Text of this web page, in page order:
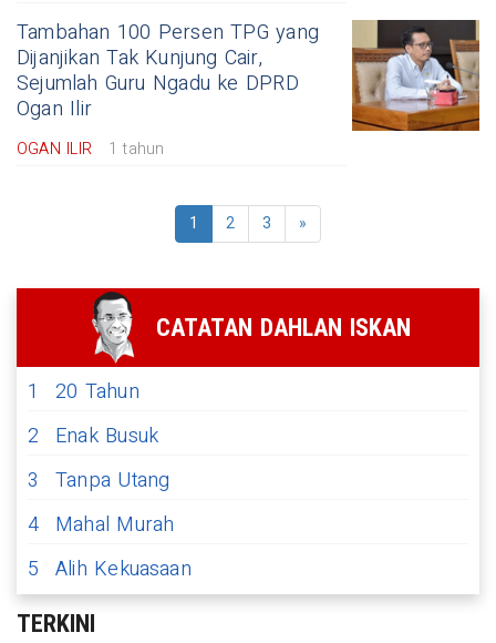
Tambahan 100 Persen TPG yang
Dijanjikan Tak Kunjung Cair,
Sejumlah Guru Ngadu ke DPRD
Ogan Ilir
OGAN ILIR 1 tahun
1 2 3 »
CATATAN DAHLAN ISKAN
1
20 Tahun
2
Enak Busuk
3
Tanpa Utang
4 Mahal Murah
5 Alih Kekuasaan
TERKINI